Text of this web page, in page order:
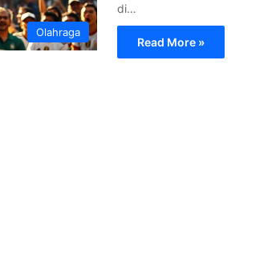
Olahraga
di…
Read More »